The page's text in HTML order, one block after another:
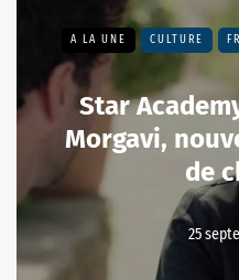
A LA UNE CULTURE
Star
Morgavi,
de
25